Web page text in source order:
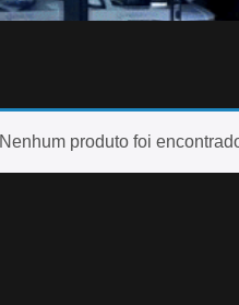
Nenhum produto foi